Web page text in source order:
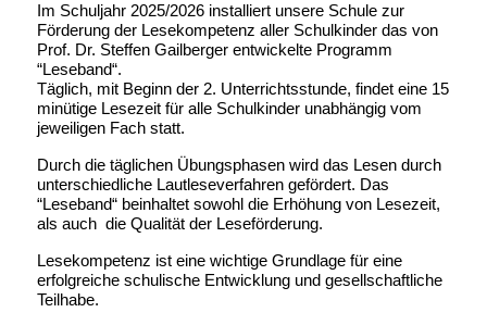
Im Schuljahr 2025/2026 installiert unsere Schule zur
Förderung der Lesekompetenz aller Schulkinder das von
Prof. Dr. Steffen Gailberger entwickelte Programm
“Leseband“.
Täglich, mit Beginn der 2. Unterrichtsstunde, findet eine 15
minütige Lesezeit für alle Schulkinder unabhängig vom
jeweiligen Fach statt.
Durch die täglichen Übungsphasen wird das Lesen durch
unterschiedliche Lautleseverfahren gefördert. Das
“Leseband“ beinhaltet sowohl die Erhöhung von Lesezeit,
als auch die Qualität der Leseförderung.
Lesekompetenz ist eine wichtige Grundlage für eine
erfolgreiche schulische Entwicklung und gesellschaftliche
Teilhabe.